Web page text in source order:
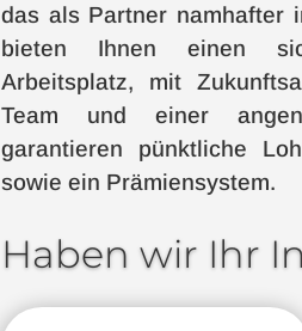
das als Partner namhafter
bieten Ihnen einen
Arbeitsplatz, mit
Team und einer
garantieren pünktliche
sowie ein Prämiensystem.
Haben wir Ihr